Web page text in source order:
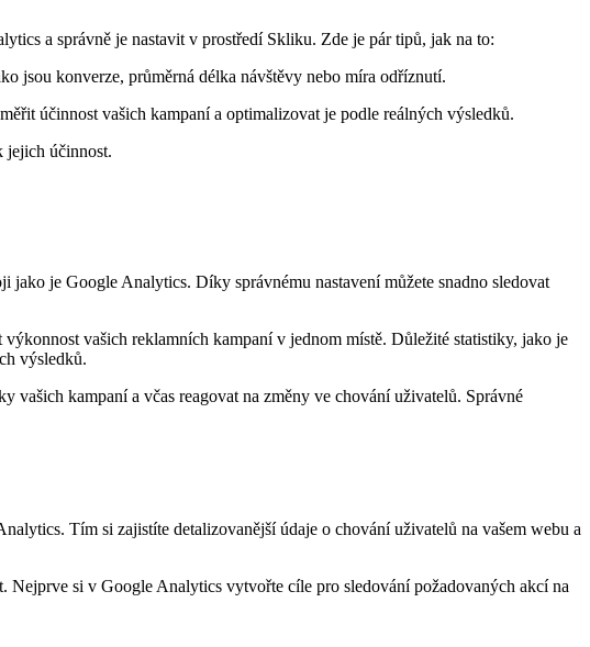
a správně je nastavit v prostředí Skliku. Zde je pár tipů, jak na to:
jsou konverze, průměrná délka návštěvy nebo míra odříznutí.
účinnost vašich kampaní a optimalizovat je podle reálných výsledků.
jejich účinnost.
je Google Analytics. Díky správnému nastavení můžete snadno sledovat
vašich reklamních kampaní v jednom místě. Důležité statistiky, jako je
výsledků.
vašich kampaní a včas reagovat na změny ve chování uživatelů. Správné
Tím si zajistíte detalizovanější údaje o chování uživatelů na vašem webu a
si v Google Analytics vytvořte cíle pro sledování požadovaných akcí na